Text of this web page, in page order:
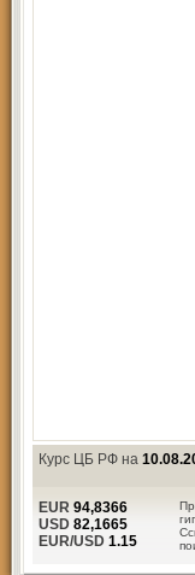
Курс ЦБ РФ на
EUR 94,8366
USD 82,1665
EUR/USD 1.15